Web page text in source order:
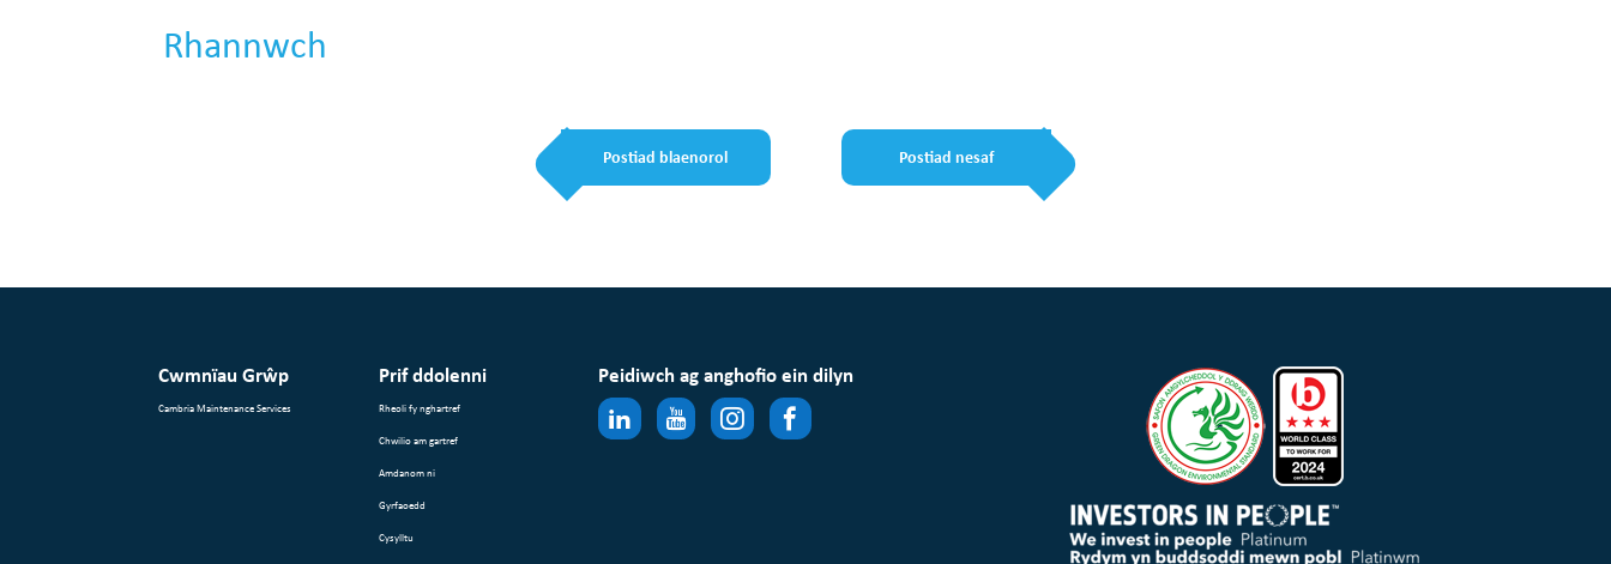
Rhannwch
Postiad blaenorol Postiad nesaf
Cwmnïau Grŵp
Cambria Maintenance Services
Prif ddolenni
Rheoli fy nghartref
Chwilio am gartref
Amdanom ni
Gyrfaoedd
Cysylltu
Peidiwch ag anghofio ein dilyn